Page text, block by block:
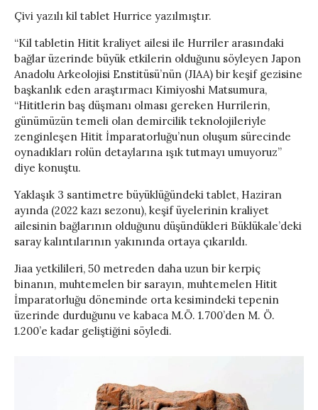
Çivi yazılı kil tablet Hurrice yazılmıştır.
“Kil tabletin Hitit kraliyet ailesi ile Hurriler arasındaki
bağlar üzerinde büyük etkilerin olduğunu söyleyen Japon
Anadolu Arkeolojisi Enstitüsü’nün (JIAA) bir keşif gezisine
başkanlık eden araştırmacı Kimiyoshi Matsumura,
“Hititlerin baş düşmanı olması gereken Hurrilerin,
günümüzün temeli olan demircilik teknolojileriyle
zenginleşen Hitit İmparatorluğu’nun oluşum sürecinde
oynadıkları rolün detaylarına ışık tutmayı umuyoruz”
diye konuştu.
Yaklaşık 3 santimetre büyüklüğündeki tablet, Haziran
ayında (2022 kazı sezonu), keşif üyelerinin kraliyet
ailesinin bağlarının olduğunu düşündükleri Büklükale’deki
saray kalıntılarının yakınında ortaya çıkarıldı.
Jiaa yetkilileri, 50 metreden daha uzun bir kerpiç
binanın, muhtemelen bir sarayın, muhtemelen Hitit
İmparatorluğu döneminde orta kesimindeki tepenin
üzerinde durduğunu ve kabaca M.Ö. 1.700’den M. Ö.
1.200’e kadar geliştiğini söyledi.